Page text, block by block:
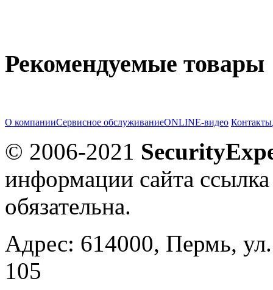
Рекомендуемые товары
О компанииСервисное обслуживаниеONLINE-видео Контакты
© 2006-2021
информации сайта
обязательна.
Адрес: 614000, Пермь,
105